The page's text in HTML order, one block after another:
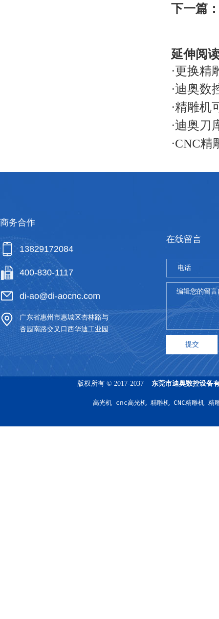
下一篇
延伸阅
·更换精
·迪奥数
·精雕机
·迪奥刀
·CNC精
商务合作
13829172084
400-830-1117
di-ao@di-aocnc.com
广东省惠州市惠城区杏林路与
杏园南路交叉口西华迪工业园
版权所有 © 2017-2037 东莞市迪奥数控设备
高光机 cnc高光机 精雕机 CNC精雕机 精
在线留言
电话
编辑您的留言